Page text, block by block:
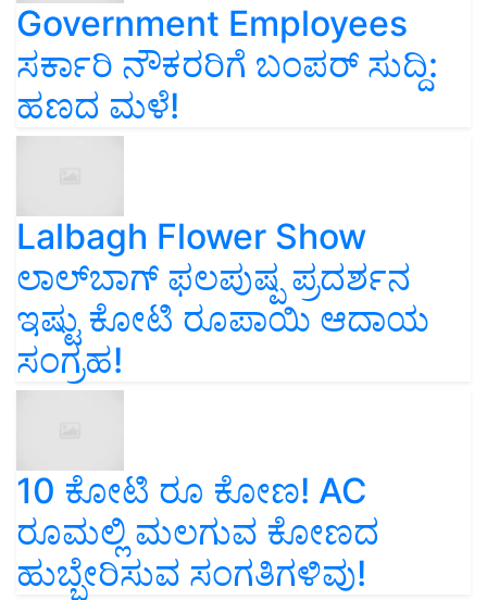
Government Employees
ಸರ್ಕಾರಿ ನೌಕರರಿಗೆ ಬಂಪರ್‌ ಸುದ್ದಿ:
ಹಣದ ಮಳೆ!
Lalbagh Flower Show
ಲಾಲ್‌ಬಾಗ್ ಫಲಪುಷ್ಪ ಪ್ರದರ್ಶನ
ಇಷ್ಟು ಕೋಟಿ ರೂಪಾಯಿ ಆದಾಯ
ಸಂಗ್ರಹ!
10 ಕೋಟಿ ರೂ ಕೋಣ! AC
ರೂಮಲ್ಲಿ ಮಲಗುವ ಕೋಣದ
ಹುಬ್ಬೇರಿಸುವ ಸಂಗತಿಗಳಿವು!